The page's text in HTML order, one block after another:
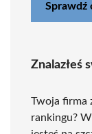
Sprawdź
Znalazłeś
Twoja firma
rankingu?